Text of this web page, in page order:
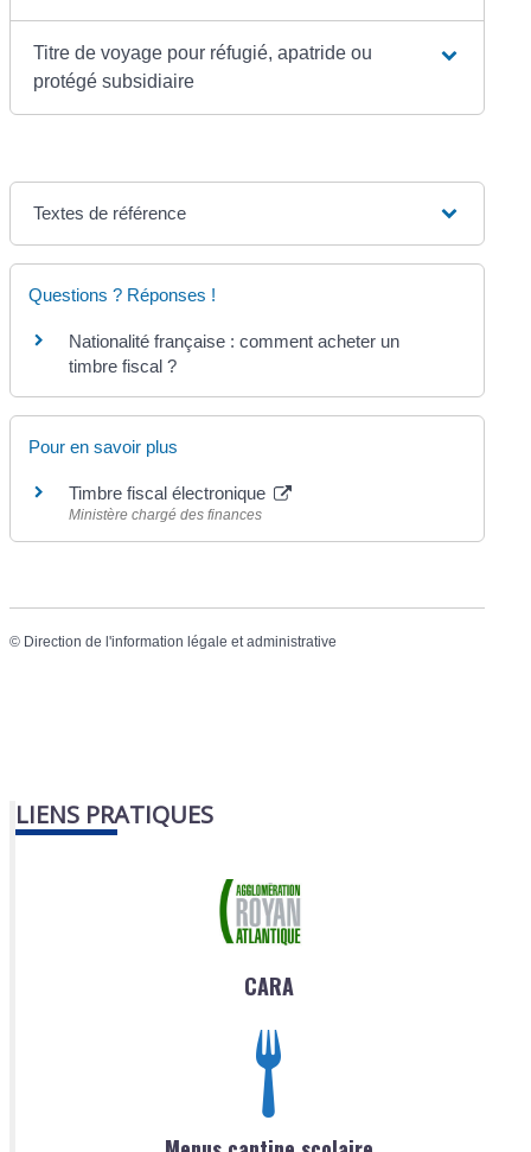
Titre de voyage pour réfugié, apatride ou
protégé subsidiaire
Textes de référence
Questions ? Réponses !
Nationalité française : comment acheter un
timbre fiscal ?
Pour en savoir plus
Timbre fiscal électronique
Ministère chargé des finances
© Direction de l'information légale et administrative
LIENS PRATIQUES
CARA